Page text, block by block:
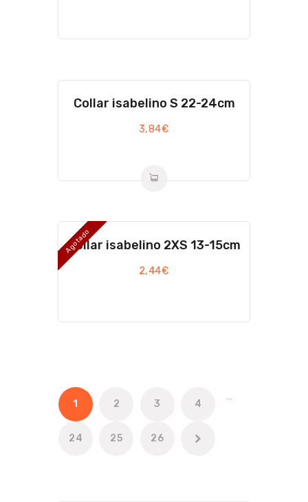
Collar isabelino S 22-24cm
3,84€
Agotado
Collar isabelino 2XS 13-15cm
2,44€
1 2 3 4
…
24 25 26